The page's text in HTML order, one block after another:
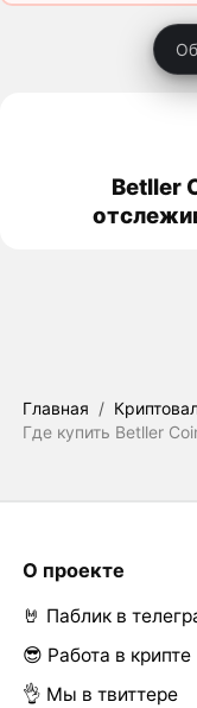
Betller
Главная /
Где купить Betller
О проекте
🤘 Паблик в
😎 Работа в крипте
👌 Мы в твиттере